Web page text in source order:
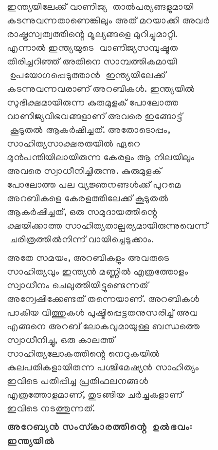
ഇന്ത്യയിലേക്ക് വാണിജ്യ താൽപര്യങ്ങളുമായി
കടന്നുവന്നതാണെങ്കിലും അത് മറയാക്കി അവർ
രാഷ്ട്രസ്വത്വത്തിന്റെ മൂല്യങ്ങളെ മുറിച്ചുമാറ്റി.
എന്നാൽ ഇന്ത്യയുടെ വാണിജ്യസമ്പുഷ്ടത
തിരിച്ചറിഞ്ഞ് അതിനെ സാമ്പത്തികമായി
ഉപയോഗപ്പെടുത്താൻ ഇന്ത്യയിലേക്ക്
കടന്നുവന്നവരാണ് അറബികൾ. ഇന്ത്യയിൽ
സുഭിക്ഷമായിരുന്ന കുരുമുളക് പോലോത്ത
വാണിജ്യവിഭവങ്ങളാണ് അവരെ ഇങ്ങോട്ട്
കൂടുതൽ ആകര്‍ഷിച്ചത്. അതോടൊപ്പം,
സാഹിത്യസാക്ഷരതയിൽ ഏറെ
മുൻപന്തിയിലായിരുന്ന കേരളം ആ നിലയിലും
അവരെ സ്വാധീനിച്ചിരുന്നു. കുരുമുളക്
പോലോത്ത പല വ്യജ്ഞനങ്ങൾക്ക് പുറമെ
അറബികളെ കേരളത്തിലേക്ക് കൂടുതൽ
ആകർഷിച്ചത്, ഒരു സമുദായത്തിന്റെ
ക്ഷയിക്കാത്ത സാഹിത്യതാല്പര്യമായിരുന്നുവെന്ന്
ചരിത്രത്തില്‍നിന്ന് വായിച്ചെടുക്കാം.
അതേ സമയം, അറബികളും അവരുടെ
സാഹിത്യവും ഇന്ത്യൻ മണ്ണിൽ എത്രത്തോളം
സ്വാധീനം ചെലുത്തിയിട്ടുണ്ടെന്നത്
അന്വേഷിക്കേണ്ടത് തന്നെയാണ്. അറബികൾ
പാകിയ വിത്തുകൾ പുഷ്ടിപ്പെട്ടതനുസരിച്ച് അവ
എങ്ങനെ അറബ് ലോകവുമായുള്ള ബന്ധത്തെ
സ്വാധീനിച്ചു, ഒരു കാലത്ത്
സാഹിത്യലോകത്തിന്റെ നെറുകയിൽ
കുലപതികളായിരുന്ന പശ്ചിമേഷ്യൻ സാഹിത്യം
ഇവിടെ പതിപ്പിച്ച പ്രതിഫലനങ്ങള്‍
എത്രത്തോളമാണ്, തുടങ്ങിയ ചർച്ചകളാണ്
ഇവിടെ നടത്തുന്നത്.
അറേബ്യൻ സംസ്കാരത്തിന്റെ ഉൽഭവം:
ഇന്ത്യയിൽ